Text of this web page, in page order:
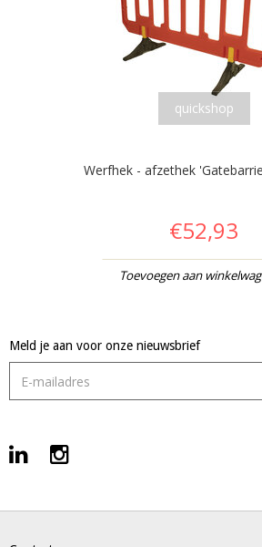
quickshop
Werfhek - afzethek
€52,93
Toevoegen aan
Meld je aan voor onze nieuwsbrief